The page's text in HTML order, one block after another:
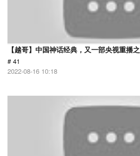
【越哥】中国神话经典，又一部央视重播
# 41
2022-08-16 10:18